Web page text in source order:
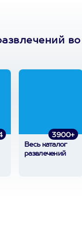
во
3900+
Весь каталог
развлечений